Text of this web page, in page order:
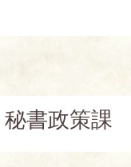
書政策課